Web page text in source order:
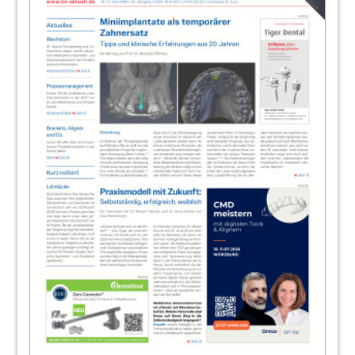
Interview: Auf dem Weg in die Zukunft
Udo Höhn im Gespräch
Produkte
Redaktion
dental bauer GmbH & Co. KG
Service
Redaktion